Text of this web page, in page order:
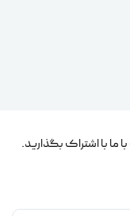
ما با اشتراک بگذارید.